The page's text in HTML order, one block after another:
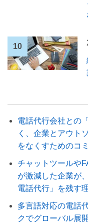
電話代行会社との
く、企業とアウト
をなくすためのコ
チャットツールや
が激減した企業が
電話代行」を残す
多言語対応の電話
クでグローバル展